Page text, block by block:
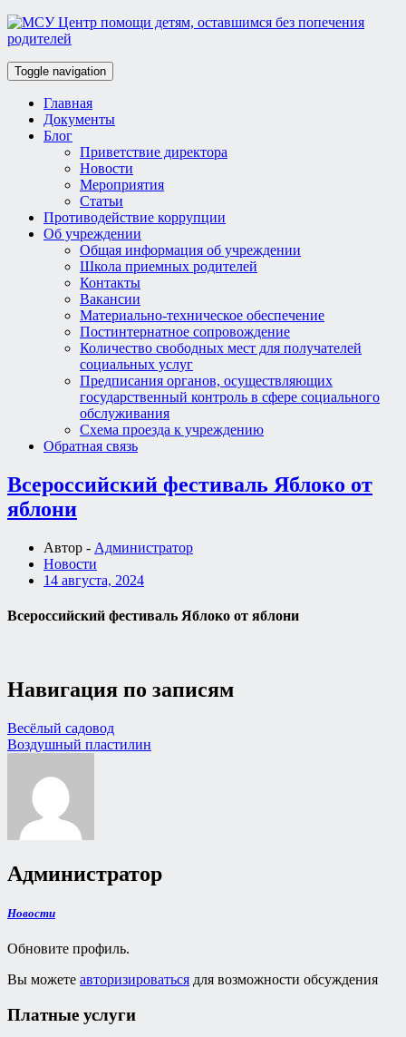
Toggle navigation
Главная
Документы
Блог
Приветствие директора
Новости
Мероприятия
Статьи
Противодействие коррупции
Об учреждении
Общая информация об учреждении
Школа приемных родителей
Контакты
Вакансии
Материально-техническое обеспечение
Постинтернатное сопровождение
Количество свободных мест для получателей
социальных услуг
Предписания органов, осуществляющих
государственный контроль в сфере социального
обслуживания
Схема проезда к учреждению
Обратная связь
Всероссийский фестиваль Яблоко от
яблони
Автор - Администратор
Новости
14 августа, 2024
Всероссийский фестиваль Яблоко от яблони
Навигация по записям
Весёлый садовод
Воздушный пластилин
Администратор
Новости
Обновите профиль.
Вы можете авторизироваться для возможности обсуждения
Платные услуги